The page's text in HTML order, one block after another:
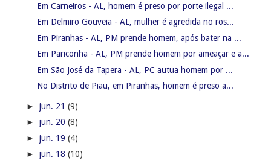
Em Carneiros - AL, homem é preso por porte ilegal ...
Em Delmiro Gouveia - AL, mulher é agredida no ros...
Em Piranhas - AL, PM prende homem, após bater na ...
Em Pariconha - AL, PM prende homem por ameaçar e a...
Em São José da Tapera - AL, PC autua homem por ...
No Distrito de Piau, em Piranhas, homem é preso a...
► jun. 21 (9)
► jun. 20 (8)
► jun. 19 (4)
► jun. 18 (10)